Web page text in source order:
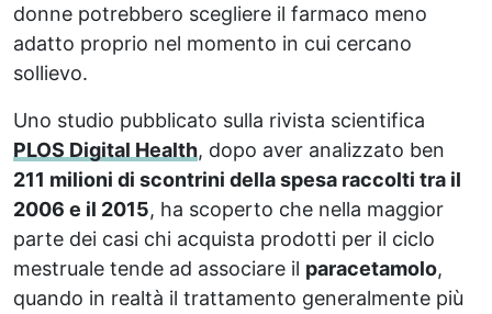
donne potrebbero scegliere il farmaco meno
adatto proprio nel momento in cui cercano
sollievo.
Uno studio pubblicato sulla rivista scientifica
PLOS Digital Health, dopo aver analizzato ben
211 milioni di scontrini della spesa raccolti tra il
2006 e il 2015, ha scoperto che nella maggior
parte dei casi chi acquista prodotti per il ciclo
mestruale tende ad associare il paracetamolo,
quando in realtà il trattamento generalmente più